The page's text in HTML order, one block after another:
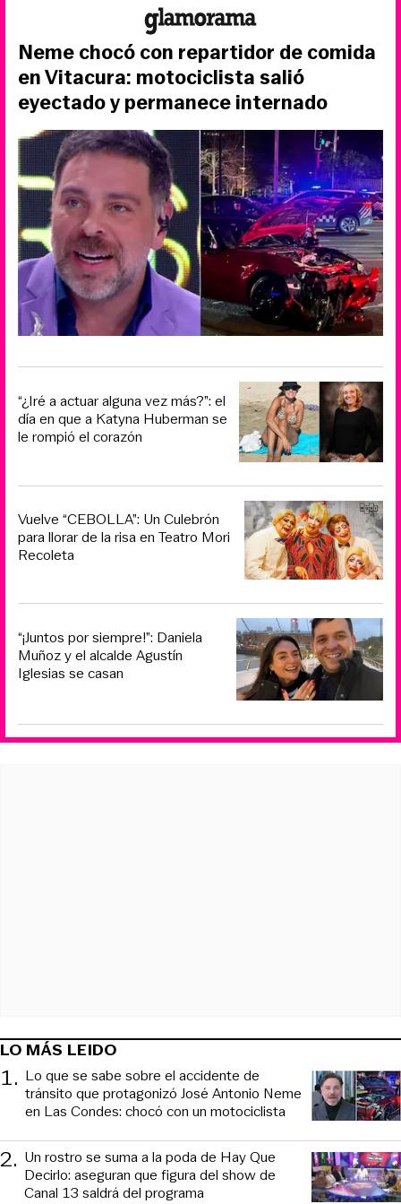
Neme chocó con repartidor de comida
en Vitacura: motociclista salió
eyectado y permanece internado
“¿Iré a actuar alguna vez más?”: el
día en que a Katyna Huberman se
le rompió el corazón
Vuelve “CEBOLLA”: Un Culebrón
para llorar de la risa en Teatro Mori
Recoleta
“¡Juntos por siempre!”: Daniela
Muñoz y el alcalde Agustín
Iglesias se casan
LO MÁS LEIDO
1. Lo que se sabe sobre el accidente de
tránsito que protagonizó José Antonio Neme
en Las Condes: chocó con un motociclista
2. Un rostro se suma a la poda de Hay Que
Decirlo: aseguran que figura del show de
Canal 13 saldrá del programa